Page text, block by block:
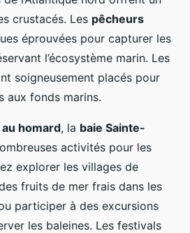
crustacés. Les pêcheurs
éprouvées pour capturer les
l’écosystème marin. Les
soigneusement placés pour
aux fonds marins.
homard, la baie Sainte-
activités pour les
explorer les villages de
fruits de mer frais dans les
participer à des excursions
les baleines. Les festivals